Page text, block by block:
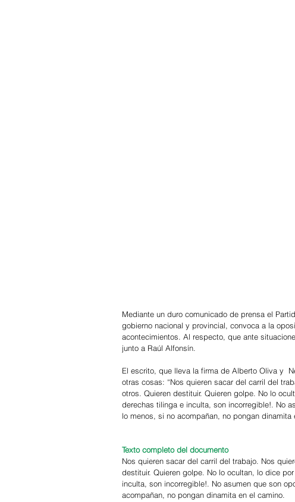
Mediante un duro comunicado de prensa el
gobierno nacional y provincial, convoca a la
acontecimientos. Al respecto, que ante
junto a Raúl Alfonsín.
El escrito, que lleva la firma de Alberto Oliva y
otras cosas: “Nos quieren sacar del carril del
otros. Quieren destituir. Quieren golpe. No lo
derechas tilinga e inculta, son incorregible!. No
lo menos, si no acompañan, no pongan dinamita
Texto completo del documento
Nos quieren sacar del carril del trabajo. Nos
destituir. Quieren golpe. No lo ocultan, lo dice
inculta, son incorregible!. No asumen que son
acompañan, no pongan dinamita en el camino.